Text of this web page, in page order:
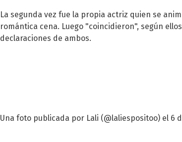
La segunda vez fue la propia actriz quien se
romántica cena. Luego "coincidieron", según
declaraciones de ambos.
Una foto publicada por Lali (@laliespositoo) el 6